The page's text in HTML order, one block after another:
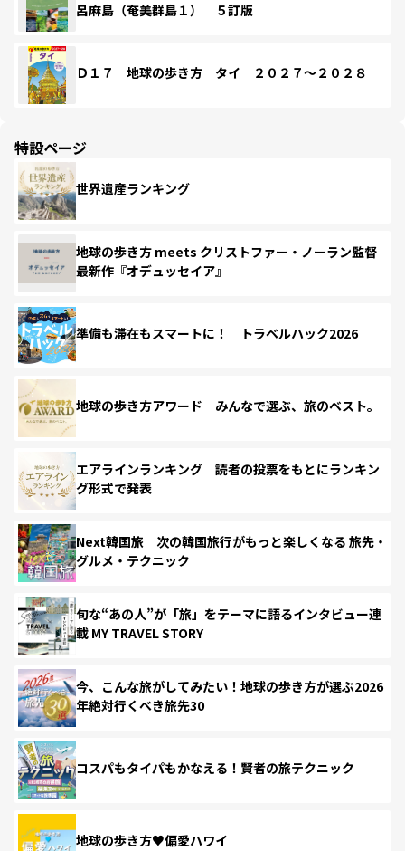
呂麻島（奄美群島１） ５訂版
Ｄ１７ 地球の歩き方 タイ ２０２７～２０２８
特設ページ
世界遺産ランキング
地球の歩き方 meets クリストファー・ノーラン監督
最新作『オデュッセイア』
準備も滞在もスマートに！ トラベルハック2026
地球の歩き方アワード みんなで選ぶ、旅のベスト。
エアラインランキング 読者の投票をもとにランキン
グ形式で発表
Next韓国旅 次の韓国旅行がもっと楽しくなる 旅先・
グルメ・テクニック
旬な“あの人”が「旅」をテーマに語るインタビュー連
載 MY TRAVEL STORY
今、こんな旅がしてみたい！地球の歩き方が選ぶ2026
年絶対行くべき旅先30
コスパもタイパもかなえる！賢者の旅テクニック
地球の歩き方♥偏愛ハワイ